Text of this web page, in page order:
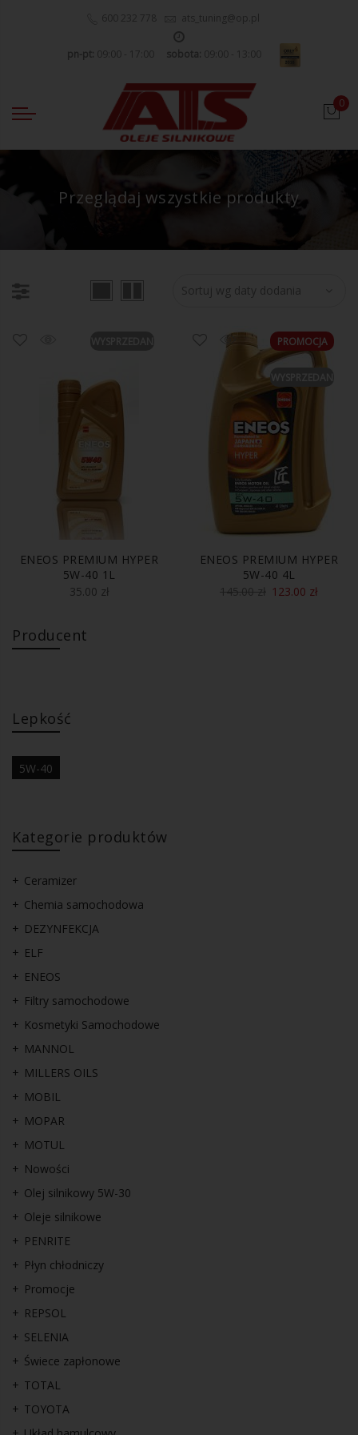
600 232 778 ats_tuning@op.pl
pn-pt: 09:00 - 17:00 sobota: 09:00 - 13:00
0
Przeglądaj wszystkie produkty
ENEOS PREMIUM HYPER
5W-40 1L
35.00 zł
PROMOCJA
ENEOS PREMIUM HYPER
5W-40 4L
145.00zł 123.00 zł
Producent
Lepkość
5W-40
Kategorie produktów
Ceramizer
Chemia samochodowa
DEZYNFEKCJA
ELF
ENEOS
Filtry samochodowe
Kosmetyki Samochodowe
MANNOL
MILLERS OILS
MOBIL
MOPAR
MOTUL
Nowości
Olej silnikowy 5W-30
Oleje silnikowe
PENRITE
Płyn chłodniczy
Promocje
REPSOL
SELENIA
Świece zapłonowe
TOTAL
TOYOTA